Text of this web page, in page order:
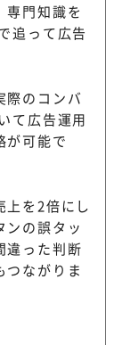
専門知識を
追って広告
際のコンバ
て広告運用
が可能で
上を2倍にし
ンの誤タッ
違った判断
つながりま